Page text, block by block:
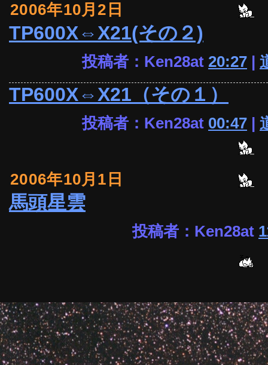
2006年10月2日
TP600X⇔X21(その２)
投稿者：Ken28at 20:27 |
TP600X⇔X21（その１）
投稿者：Ken28at 00:47 |
2006年10月1日
馬頭星雲
投稿者：Ken28at